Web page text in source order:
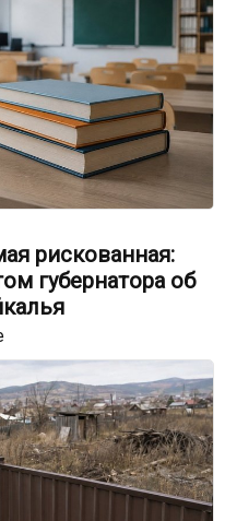
рискованная:
губернатора об